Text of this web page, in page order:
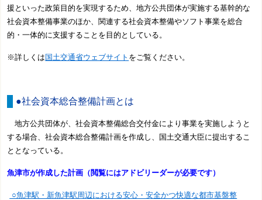
援といった政策目的を実現するため、地方公共団体が実施する基幹的な
社会資本整備事業のほか、関連する社会資本整備やソフト事業を総合
的・一体的に支援することを目的としている。
※詳しくは 国土交通省ウェブサイト をご覧ください。
●社会資本総合整備計画とは
地方公共団体が、社会資本整備総合交付金により事業を実施しようと
する場合、社会資本総合整備計画を作成し、国土交通大臣に提出するこ
ととなっている。
魚津市が作成した計画（閲覧にはアドビリーダーが必要です）
○魚津駅・新魚津駅周辺における安心・安全かつ快適な都市基盤整